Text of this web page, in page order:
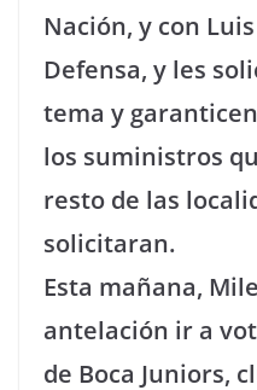
Nación, y con
Defensa, y les
tema y
los suministros
resto de las
solicitaran.
Esta mañana,
antelación ir a
de Boca Juniors,